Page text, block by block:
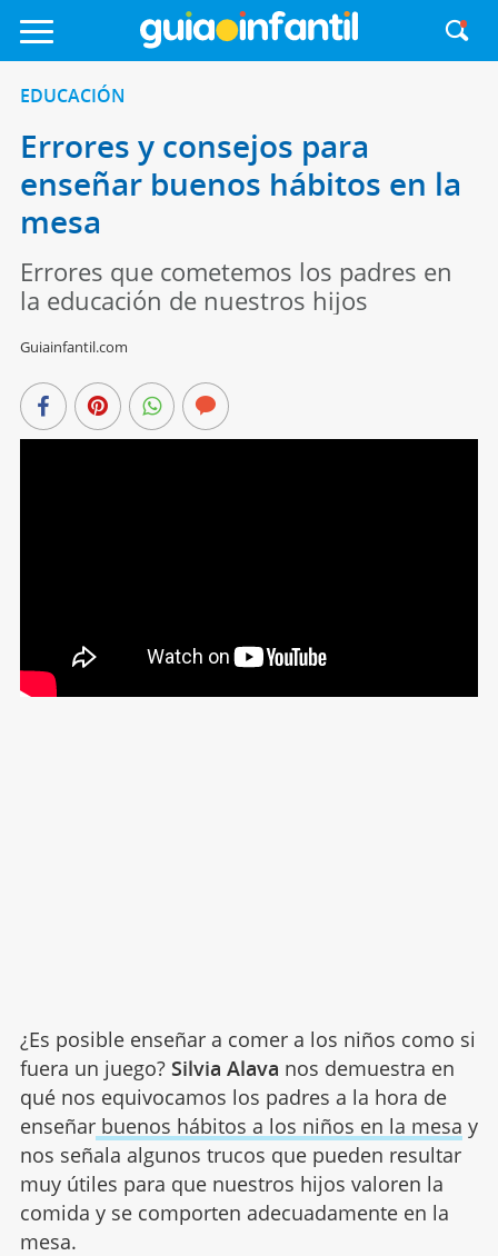
EDUCACIÓN
Errores y consejos para
enseñar buenos hábitos en la
mesa
Errores que cometemos los padres en
la educación de nuestros hijos
Guiainfantil.com
¿Es posible enseñar a comer a los niños como si
fuera un juego? Silvia Alava nos demuestra en
qué nos equivocamos los padres a la hora de
enseñarbuenos hábitos a los niños en la mesa y
nos señala algunos trucos que pueden resultar
muy útiles para que nuestros hijos valoren la
comida y se comporten adecuadamente en la
mesa.